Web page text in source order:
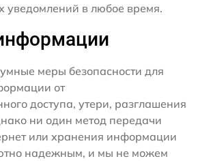
уведомлений в любое время.
меры безопасности для
от
доступа, утери, разглашения
ни один метод передачи
или хранения информации
надежным, и мы не можем